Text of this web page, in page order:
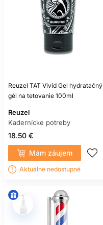
Reuzel TAT Vivid Gel hydratačný
gél na tetovanie 100ml
Reuzel
Kadernícke potreby
18.50 €
Mám záujem
Aktuálne nedostupné